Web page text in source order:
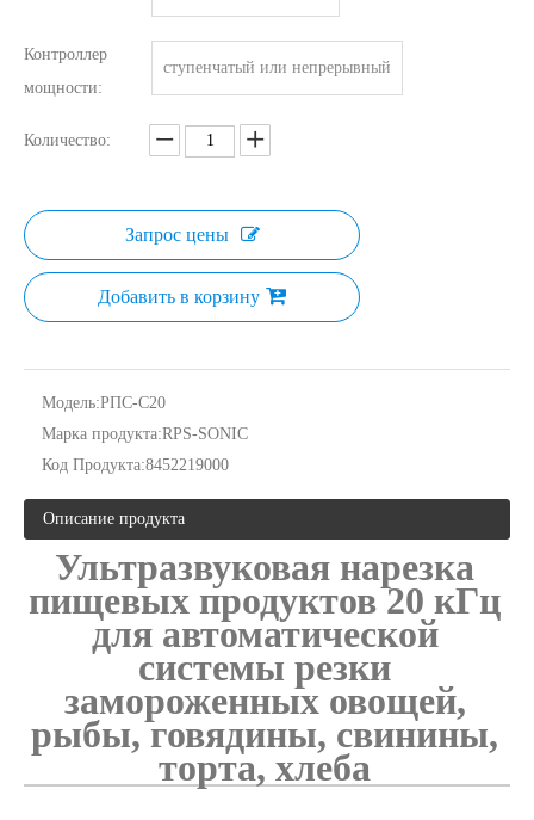
В настоящее время исследования по добыче антиоксидантов и
Контроллер
мощности:
ступенчатый или непрерывный
Количество:
Запрос цены
Добавить в корзину
Модель:РПС-С20
Марка продукта:RPS-SONIC
Код Продукта:8452219000
Описание продукта
Ультразвуковая нарезка
пищевых продуктов 20 кГц
для автоматической
системы резки
замороженных овощей,
рыбы, говядины, свинины,
торта, хлеба